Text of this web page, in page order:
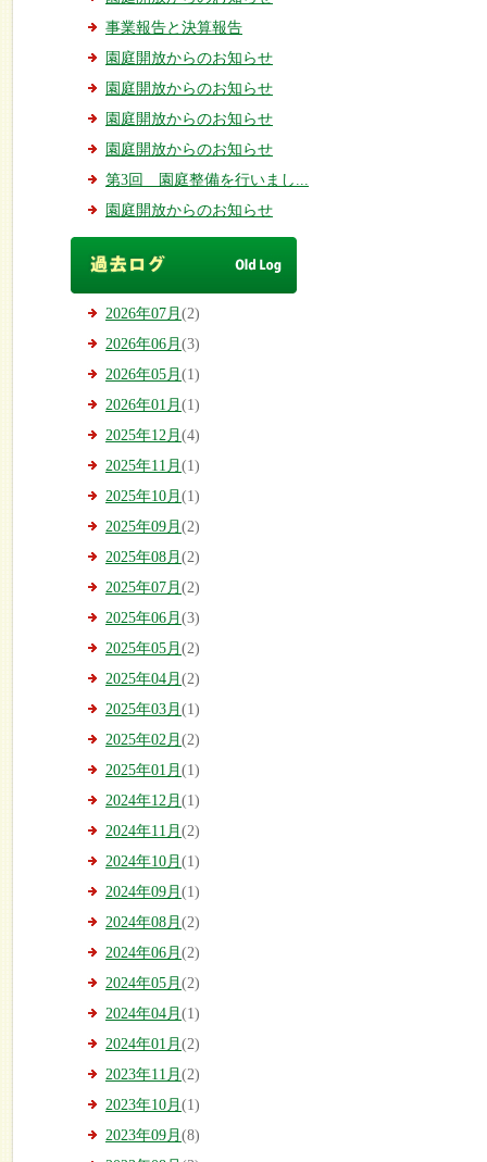
事業報告と決算報告
園庭開放からのお知らせ
園庭開放からのお知らせ
園庭開放からのお知らせ
園庭開放からのお知らせ
第3回 園庭整備を行いまし...
園庭開放からのお知らせ
2026年07月 (2)
2026年06月 (3)
2026年05月 (1)
2026年01月 (1)
2025年12月 (4)
2025年11月 (1)
2025年10月 (1)
2025年09月 (2)
2025年08月 (2)
2025年07月 (2)
2025年06月 (3)
2025年05月 (2)
2025年04月 (2)
2025年03月 (1)
2025年02月 (2)
2025年01月 (1)
2024年12月 (1)
2024年11月 (2)
2024年10月 (1)
2024年09月 (1)
2024年08月 (2)
2024年06月 (2)
2024年05月 (2)
2024年04月 (1)
2024年01月 (2)
2023年11月 (2)
2023年10月 (1)
2023年09月 (8)